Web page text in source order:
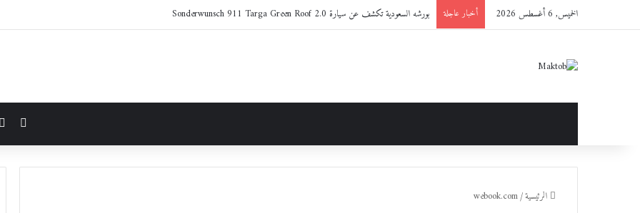
الخميس, 6 أغسطس 2026 أخبار عاجلة بورشه السعودية تكشف عن سيارة Sonderwunsch 911 Targa Green Roof 2.0
الرئيسية/
webook.com